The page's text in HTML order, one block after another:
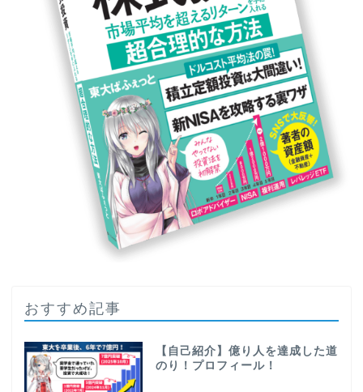
おすすめ記事
【自己紹介】億り人を達成した道
のり！プロフィール！